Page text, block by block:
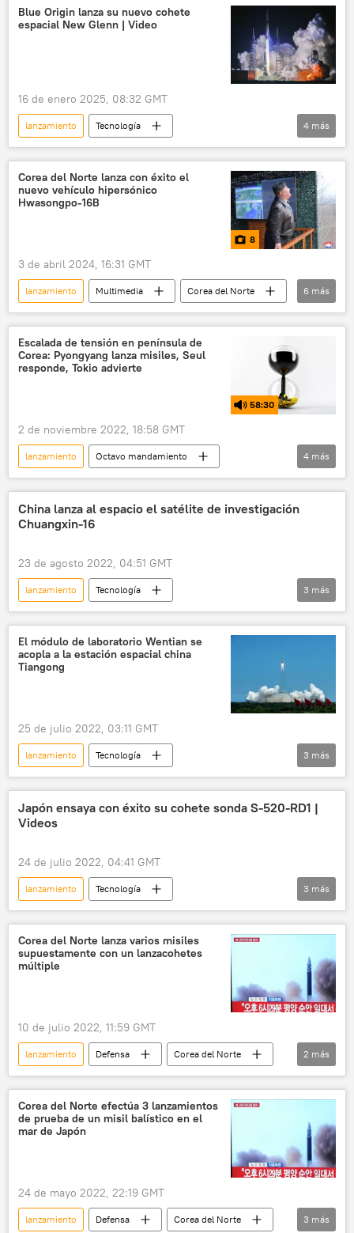
SpaceX
EEUU
Blue Origin lanza su nuevo cohete
espacial New Glenn | Video
16 de enero 2025, 08:32 GMT
lanzamiento
Tecnología
🚀 Conquista espacial
Jeff Bezos
Blue Origin
4 más
Corea del Norte lanza con éxito el
nuevo vehículo hipersónico
Hwasongpo-16B
8
3 de abril 2024, 16:31 GMT
lanzamiento Multimedia
Corea del Norte
🌏 Asia
Kim Jong-un
ojivas
🛡️ Industria militar
armas hipersónicas
📷 Fotos
6 más
Escalada de tensión en península de
Corea: Pyongyang lanza misiles, Seul
responde, Tokio advierte
58:30
2 de noviembre 2022, 18:58 GMT
lanzamiento
Octavo mandamiento
Corea del Norte
Colombia
Venezuela
Ecuador
4 más
China lanza al espacio el satélite de investigación
Chuangxin-16
23 de agosto 2022, 04:51 GMT
lanzamiento
Tecnología
🚀 Conquista espacial
🌏 Asia China
3 más
El módulo de laboratorio Wentian se
acopla a la estación espacial china
Tiangong
25 de julio 2022, 03:11 GMT
lanzamiento
Tecnología
🚀 Conquista espacial
China 🌏 Asia
3 más
Japón ensaya con éxito su cohete sonda S-520-RD1 |
Videos
24 de julio 2022, 04:41 GMT
lanzamiento
Tecnología
🚀 Conquista espacial
Japón sonda
3 más
Corea del Norte lanza varios misiles
supuestamente con un lanzacohetes
múltiple
10 de julio 2022, 11:59 GMT
lanzamiento Defensa
Corea del Norte
pruebas
🌏 Asia
2 más
Corea del Norte efectúa 3 lanzamientos
de prueba de un misil balístico en el
mar de Japón
24 de mayo 2022, 22:19 GMT
lanzamiento Defensa Corea del Norte 3 más